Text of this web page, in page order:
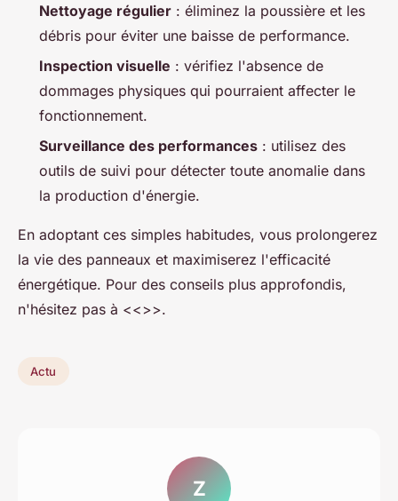
Nettoyage régulier : éliminez la poussière et les
débris pour éviter une baisse de performance.
Inspection visuelle : vérifiez l'absence de
dommages physiques qui pourraient affecter le
fonctionnement.
Surveillance des performances : utilisez des
outils de suivi pour détecter toute anomalie dans
la production d'énergie.
En adoptant ces simples habitudes, vous prolongerez
la vie des panneaux et maximiserez l'efficacité
énergétique. Pour des conseils plus approfondis,
n'hésitez pas à <<>>.
Actu
Z